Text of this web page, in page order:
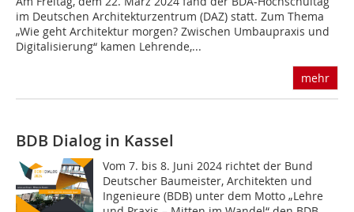
im Deutschen Architekturzentrum (DAZ) statt. Zum Thema
„Wie geht Architektur morgen? Zwischen Umbaupraxis und
Digitalisierung“ kamen Lehrende,...
mehr
BDB Dialog in Kassel
Vom 7. bis 8. Juni 2024 richtet der Bund
Deutscher Baumeister, Architekten und
Ingenieure (BDB) unter dem Motto „Lehre